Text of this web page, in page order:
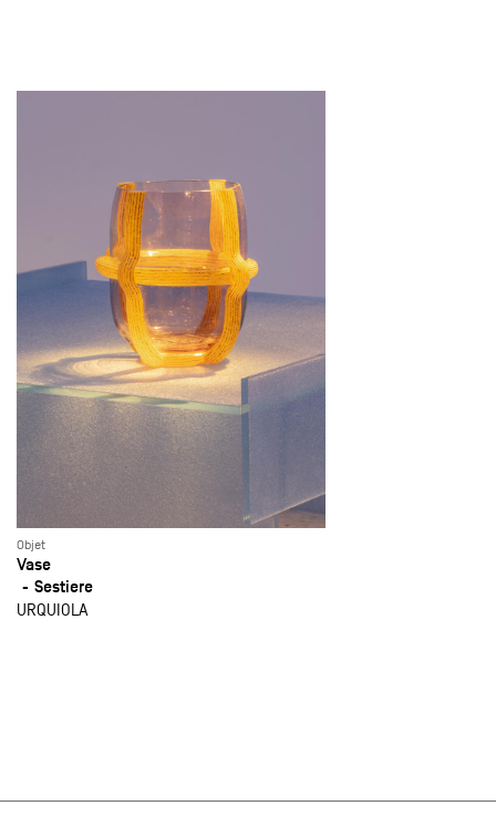
Objet
Vase
Sestiere
URQUIOLA